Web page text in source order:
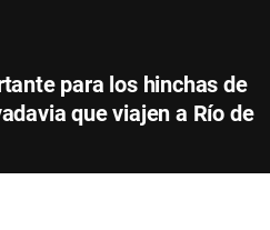
para los hinchas de
que viajen a Río de